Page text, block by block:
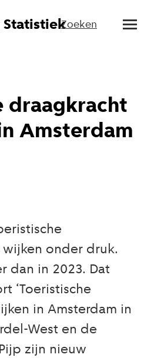
StatistiekZoeken
draagkracht
Amsterdam
wijken onder druk.
dan in 2023. Dat
‘Toeristische
in Amsterdam in
West en de
zijn nieuw